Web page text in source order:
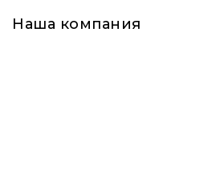
Наша компания